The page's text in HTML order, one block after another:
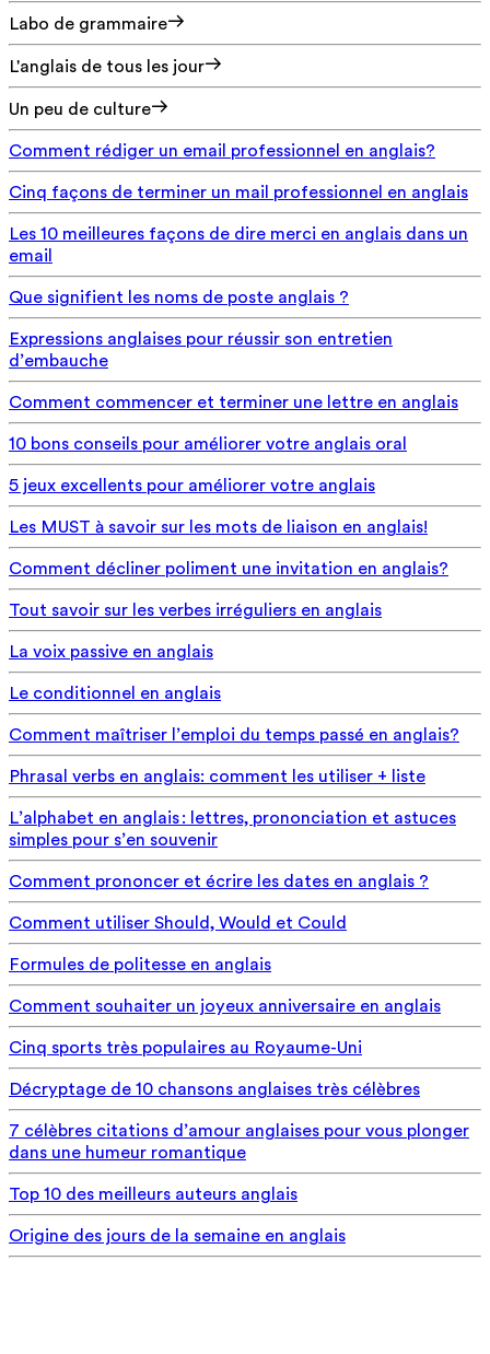
Labo de grammaire
L'anglais de tous les jour
Un peu de culture
Comment rédiger un email professionnel en anglais?
Cinq façons de terminer un mail professionnel en anglais
Les 10 meilleures façons de dire merci en anglais dans un
email
Que signifient les noms de poste anglais ?
Expressions anglaises pour réussir son entretien
d’embauche
Comment commencer et terminer une lettre en anglais
10 bons conseils pour améliorer votre anglais oral
5 jeux excellents pour améliorer votre anglais
Les MUST à savoir sur les mots de liaison en anglais!
Comment décliner poliment une invitation en anglais?
Tout savoir sur les verbes irréguliers en anglais
La voix passive en anglais
Le conditionnel en anglais
Comment maîtriser l’emploi du temps passé en anglais?
Phrasal verbs en anglais: comment les utiliser + liste
L’alphabet en anglais : lettres, prononciation et astuces
simples pour s’en souvenir
Comment prononcer et écrire les dates en anglais ?
Comment utiliser Should, Would et Could
Formules de politesse en anglais
Comment souhaiter un joyeux anniversaire en anglais
Cinq sports très populaires au Royaume-Uni
Décryptage de 10 chansons anglaises très célèbres
7 célèbres citations d’amour anglaises pour vous plonger
dans une humeur romantique
Top 10 des meilleurs auteurs anglais
Origine des jours de la semaine en anglais